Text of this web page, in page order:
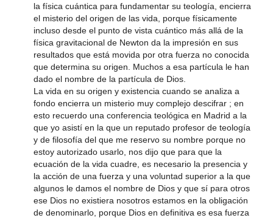
la física cuántica para fundamentar su teología, encierra
el misterio del origen de las vida, porque físicamente
incluso desde el punto de vista cuántico más allá de la
física gravitacional de Newton da la impresión en sus
resultados que está movida por otra fuerza no conocida
que determina su origen. Muchos a esa partícula le han
dado el nombre de la partícula de Dios.
La vida en su origen y existencia cuando se analiza a
fondo encierra un misterio muy complejo descifrar ; en
esto recuerdo una conferencia teológica en Madrid a la
que yo asistí en la que un reputado profesor de teología
y de filosofía del que me reservo su nombre porque no
estoy autorizado usarlo, nos dijo que para que la
ecuación de la vida cuadre, es necesario la presencia y
la acción de una fuerza y una voluntad superior a la que
algunos le damos el nombre de Dios y que sí para otros
ese Dios no existiera nosotros estamos en la obligación
de denominarlo, porque Dios en definitiva es esa fuerza